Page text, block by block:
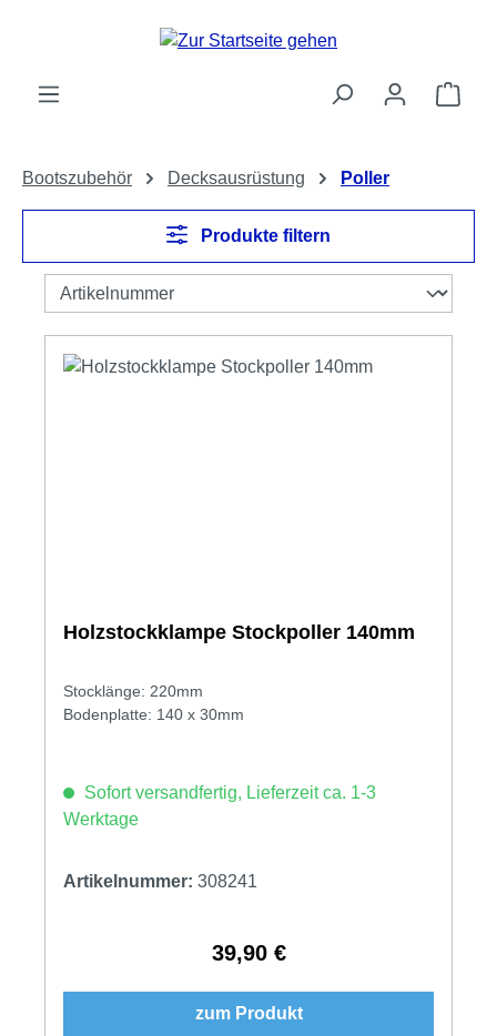
Zum Hauptinhalt springen
Bootszubehör Decksausrüstung Poller
Produkte filtern
Holzstockklampe Stockpoller 140mm
Stocklänge: 220mm
Bodenplatte: 140 x 30mm
Sofort versandfertig, Lieferzeit ca. 1-3
Werktage
Artikelnummer: 308241
Regulärer Preis:
39,90 €
zum Produkt